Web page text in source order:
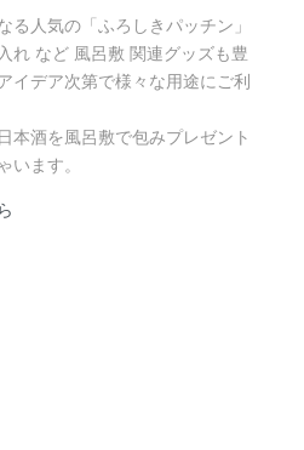
る人気の「ふろしきパッチン」
れ など 風呂敷 関連グッズも豊
イデア次第で様々な用途にご利
本酒を風呂敷で包みプレゼント
います。